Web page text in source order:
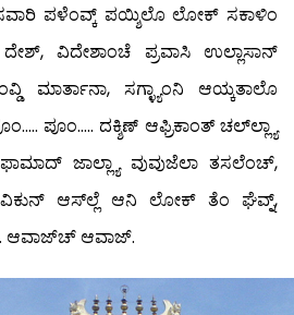
ಸವಾರಿ ಪಳೆಂವ್ಕ್ ಪಯ್ಶಿಲೊ ಲೋಕ್ ಸಕಾಳಿಂ
ವಿದೇಶಾಂಚೆ ಪ್ರವಾಸಿ ಉಲ್ಲಾಸಾನ್
ಮಾರ್ತಾನಾ, ಸಗ್ಳ್ಯಾಂನಿ ಆಯ್ಕತಾಲೊ
ಪೂಂ….. ದಕ್ಶಿಣ್ ಆಫ್ರಿಕಾಂತ್ ಚಲ್‍ಲ್ಲ್ಯಾ
ಜಾಲ್ಲ್ಯಾ ವುವುಜೆಲಾ ತಸಲೆಂಚ್,
ವಿಕುನ್ ಆಸ್‍ಲ್ಲೆ ಆನಿ ಲೋಕ್ ತೆಂ ಘೆವ್ನ್,
ಆವಾಜ್‍ಚ್ ಆವಾಜ್.